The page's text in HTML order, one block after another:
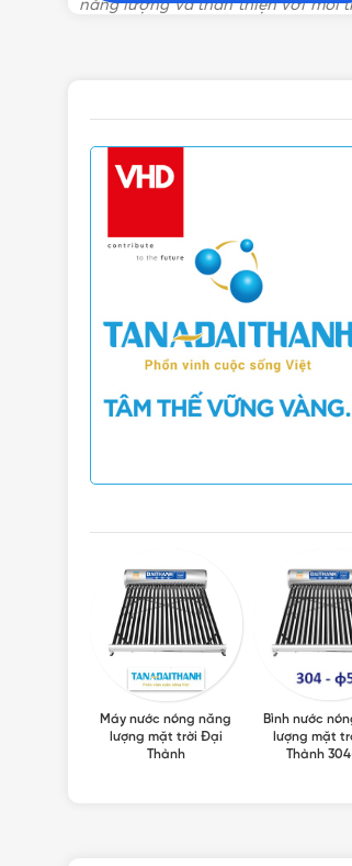
năng lượng và thân thiện với môi
Máy nước nóng năng
lượng mặt trời Đại
Thành
Bình nước
lượng mặt
Thành